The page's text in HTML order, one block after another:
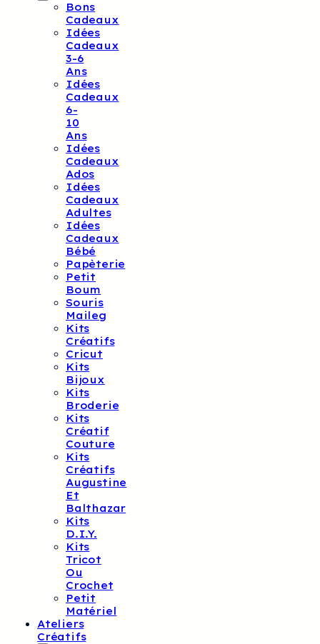
Bons
Cadeaux
Idées
Cadeaux
3-6
Ans
Idées
Cadeaux
6-
10
Ans
Idées
Cadeaux
Ados
Idées
Cadeaux
Adultes
Idées
Cadeaux
Bébé
Papèterie
Petit
Boum
Souris
Maileg
Kits
Créatifs
Cricut
Kits
Bijoux
Kits
Broderie
Kits
Créatif
Couture
Kits
Créatifs
Augustine
Et
Balthazar
Kits
D.I.Y.
Kits
Tricot
Ou
Crochet
Petit
Matériel
Ateliers
Créatifs